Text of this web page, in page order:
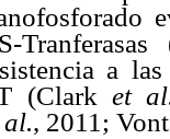
a
(Clark et
, 2011;